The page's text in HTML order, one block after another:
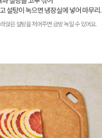
설탕이 녹으면 냉장실에 넣어 마무리.
앉은 설탕을 저어주면 금방 녹일 수 있어요.